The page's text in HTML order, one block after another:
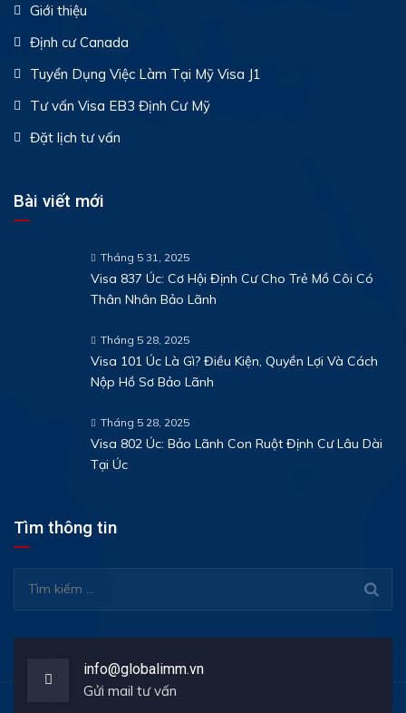
Giới thiệu
Định cư Canada
Tuyển Dụng Việc Làm Tại Mỹ Visa J1
Tư vấn Visa EB3 Định Cư Mỹ
Đặt lịch tư vấn
Bài viết mới
Tháng 5 31, 2025
Visa 837 Úc: Cơ Hội Định Cư Cho Trẻ Mồ Côi Có
Thân Nhân Bảo Lãnh
Tháng 5 28, 2025
Visa 101 Úc Là Gì? Điều Kiện, Quyền Lợi Và Cách
Nộp Hồ Sơ Bảo Lãnh
Tháng 5 28, 2025
Visa 802 Úc: Bảo Lãnh Con Ruột Định Cư Lâu Dài
Tại Úc
Tìm thông tin
info@globalimm.vn
Gửi mail tư vấn